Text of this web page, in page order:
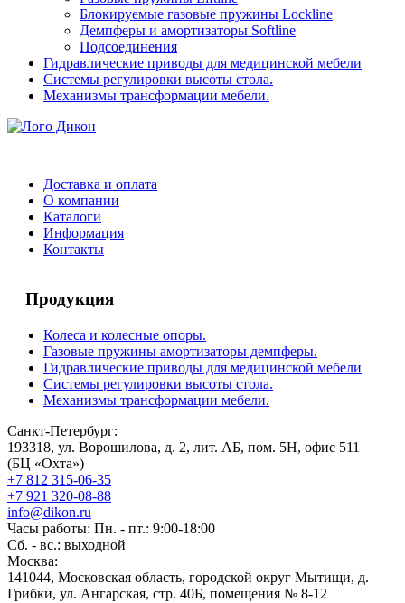
Блокируемые газовые пружины Lockline
Демпферы и амортизаторы Softline
Подсоединения
Гидравлические приводы для медицинской мебели
Системы регулировки высоты стола.
Механизмы трансформации мебели.
Доставка и оплата
О компании
Каталоги
Информация
Контакты
Продукция
Колеса и колесные опоры.
Газовые пружины амортизаторы демпферы.
Гидравлические приводы для медицинской мебели
Системы регулировки высоты стола.
Механизмы трансформации мебели.
Санкт-Петербург:
193318, ул. Ворошилова, д. 2, лит. АБ, пом. 5Н, офис 511
(БЦ «Охта»)
+7 812 315-06-35
+7 921 320-08-88
info@dikon.ru
Часы работы: Пн. - пт.: 9:00-18:00
Сб. - вс.: выходной
Москва:
141044, Московская область, городской округ Мытищи, д.
Грибки, ул. Ангарская, стр. 40Б, помещения № 8-12